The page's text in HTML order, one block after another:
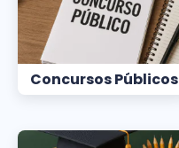
Concursos Públicos